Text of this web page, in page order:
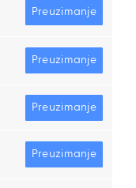
Preuzimanje
Preuzimanje
Preuzimanje
Preuzimanje